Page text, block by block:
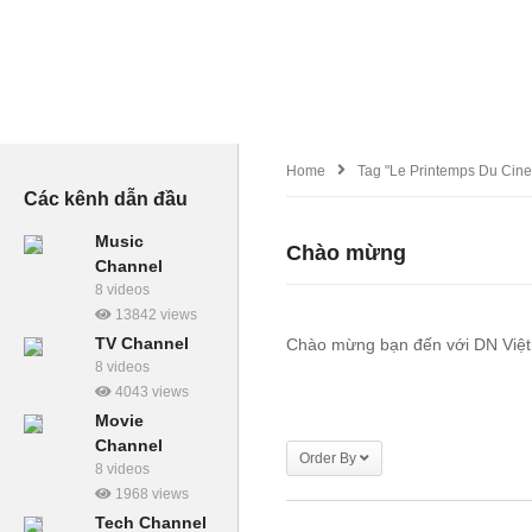
Các kênh dẫn đầu
Music
Channel
8 videos
13842 views
TV Channel
8 videos
4043 views
Movie
Channel
8 videos
1968 views
Tech Channel
Home Tag "le Printemps Du
Chào mừng
Chào mừng bạn đến với DN Việt
Order By